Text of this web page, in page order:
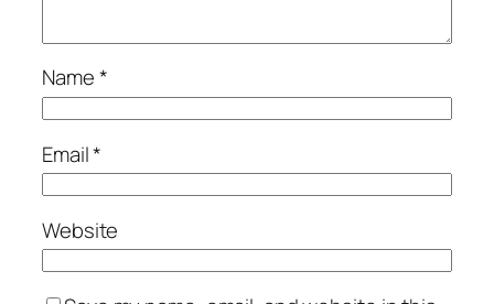
Name*
Email*
Website